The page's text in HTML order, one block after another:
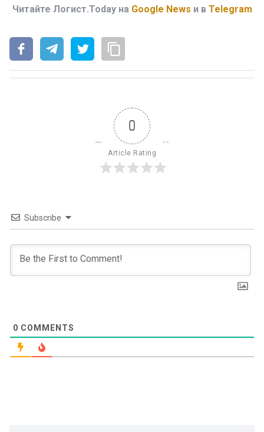
Читайте Логист.Today на Google News и в Telegram
0
Article Rating
Subscribe
0 COMMENTS